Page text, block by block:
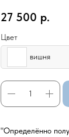
27 500 р.
Цвет
вишня
"Определённо